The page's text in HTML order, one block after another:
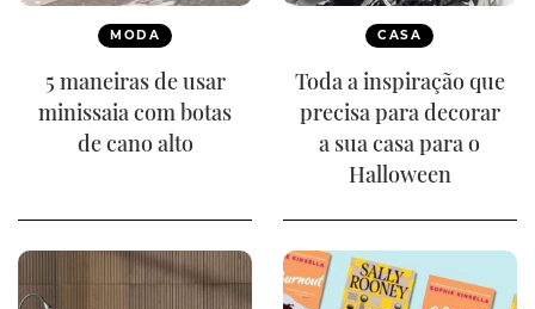
MODA
5 maneiras de usar
minissaia com botas
de cano alto
CASA
Toda a inspiração que
precisa para decorar
a sua casa para o
Halloween